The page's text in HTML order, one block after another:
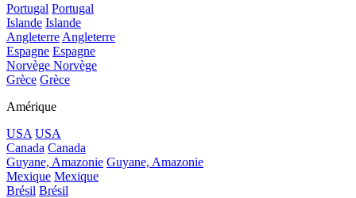
Portugal Portugal
Islande Islande
Angleterre Angleterre
Espagne Espagne
Norvège Norvège
Grèce Grèce
Amérique
USA USA
Canada Canada
Guyane, Amazonie Guyane, Amazonie
Mexique Mexique
Brésil Brésil